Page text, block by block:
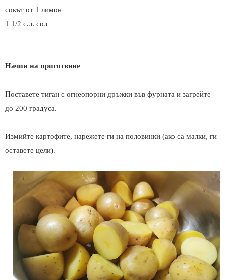
сокът от 1 лимон
1 1/2 с.л. сол
Начин на приготвяне
Поставете тиган с огнеопорни дръжки във фурната и загрейте
до 200 градуса.
Измийте картофите, нарежете ги на половинки (ако са малки, ги
оставете цели).